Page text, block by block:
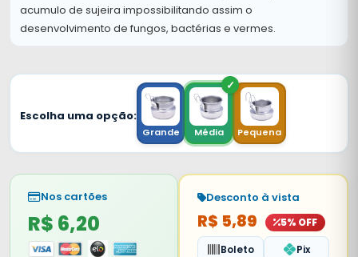
acumulo de sujeira impossibilitando assim o
desenvolvimento de fungos, bactérias e vermes.
Escolha uma opção:
Grande Média Pequena
Nos cartões
R$ 6,20
Desconto à vista
R$ 5,89
5% OFF
Boleto
Pix